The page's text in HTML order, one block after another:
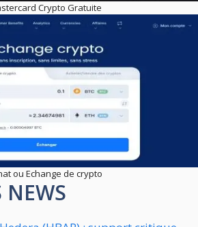
Crypto Gratuite
ou Echange de crypto
NEWS